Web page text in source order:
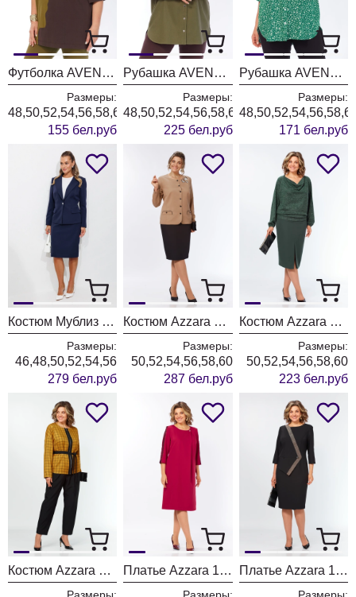
Футболка AVENUE 0339-1
Размеры:
48,50,52,54,56,58,60,62,64,66,68,70,72
155 бел.руб
Рубашка AVENUE 0321-3
Размеры:
48,50,52,54,56,58,60,62,64,66,68,70,72
225 бел.руб
Рубашка AVENUE 0354-1
Размеры:
171 бел.руб
Костюм Мублиз 351 синий
Размеры:
46,48,50,52,54,56
279 бел.руб
Костюм Azzara 10090
Размеры:
50,52,54,56,58,60
287 бел.руб
Костюм Azzara 10086
Размеры:
50,52,54,56,58,60
223 бел.руб
Костюм Azzara 10083 Платье Azzara 10081 Платье Azzara 10080